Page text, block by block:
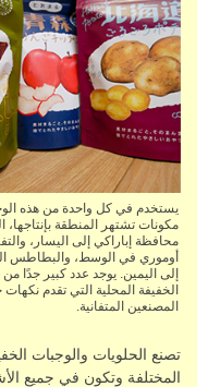
يستخدم في كل واحدة من هذه
مكونات تشتهر المنطقة بإنتاجها،
محافظة إباراكي إلى اليسار،
أوموري في الوسط، والبطاطس
إلى اليمين. يوجد عدد كبير جدًا من
الخفيفة المحلية التي تقدم نكهات
المصنعين المتفانية.
تصنع الحلويات والوجبات
المختلفة وتكون في جميع